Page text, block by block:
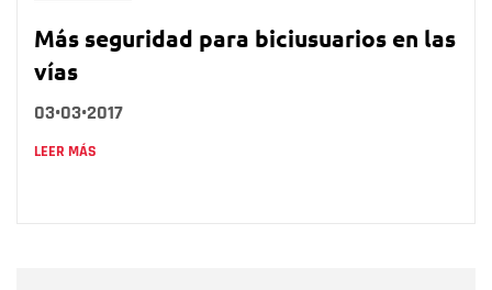
Más seguridad para biciusuarios en las
vías
03•03•2017
LEER MÁS